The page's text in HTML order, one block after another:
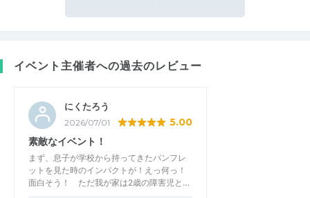
イベント主催者への過去のレビュー
にくたろう
2026/07/01 5.00
素敵なイベント！
まず、息子が学校から持ってきたパンフレ
ットを見た時のインパクトが！えっ何っ！
面白そう！ ただ我が家は2歳の障害児と…